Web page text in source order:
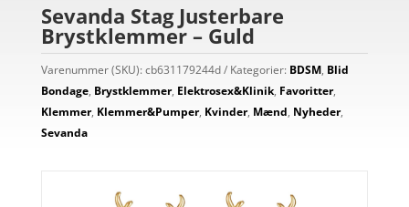
Sevanda Stag Justerbare
Brystklemmer – Guld
Varenummer (SKU): cb631179244d Kategorier: BDSM, Blid
Bondage, Brystklemmer, Elektrosex&Klinik, Favoritter,
Klemmer, Klemmer&Pumper, Kvinder, Mænd, Nyheder,
Sevanda